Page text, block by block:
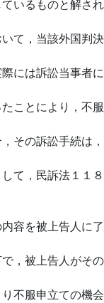
いるものと解され
て，当該外国判決
には訴訟当事者に
ことにより，不服
その訴訟手続は，
て，民訴法１１８
容を被上告人に了
，被上告人がその
不服申立ての機会